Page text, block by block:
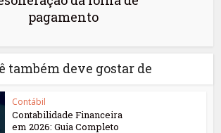
pagamento
também deve gostar de
Contábil
Contabilidade Financeira
em 2026: Guia Completo